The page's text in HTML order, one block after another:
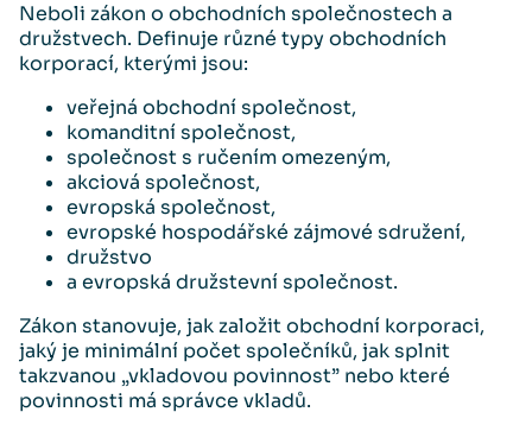
Neboli zákon o obchodních společnostech a
družstvech. Definuje různé typy obchodních
korporací, kterými jsou:
veřejná obchodní společnost,
komanditní společnost,
společnost s ručením omezeným,
akciová společnost,
evropská společnost,
evropské hospodářské zájmové sdružení,
družstvo
a evropská družstevní společnost.
Zákon stanovuje, jak založit obchodní korporaci,
jaký je minimální počet společníků, jak splnit
takzvanou „vkladovou povinnost” nebo které
povinnosti má správce vkladů.